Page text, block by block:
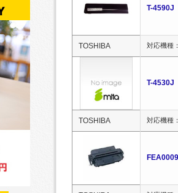
T-
TOSHIBA 対応機種
T-
TOSHIBA 対応機種